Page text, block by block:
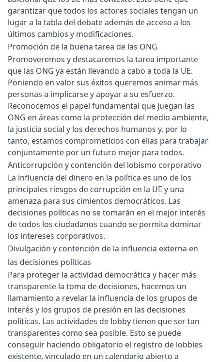
garantizar que todos los actores sociales tengan un
lugar a la tabla del debate además de acceso a los
últimos cambios y modificaciones.
Promoción de la buena tarea de las ONG
Promoveremos y destacaremos la tarea importante
que las ONG ya están llevando a cabo a toda la UE.
Poniendo en valor sus éxitos queremos animar más
personas a implicarse y apoyar a su esfuerzo.
Reconocemos el papel fundamental que juegan las
ONG en áreas como la protección del medio ambiente,
la justicia social y los derechos humanos y, por lo
tanto, estamos comprometidos con ellas para trabajar
conjuntamente por un futuro mejor para todos.
Anticorrupción y contención del lobismo corporativo
La influencia del dinero en la política es uno de los
principales riesgos de corrupción en la UE y una
amenaza para sus cimientos democráticos. Las
decisiones políticas no se tomarán en el mejor interés
de todos los ciudadanos cuando se permita dominar
los intereses corporativos.
Divulgación y contención de la influencia externa en
las decisiones políticas
Para proteger la actividad democrática y hacer más
transparente la toma de decisiones, hacemos un
llamamiento a revelar la influencia de los grupos de
interés y los grupos de presión en las decisiones
políticas. Las actividades de lobby tienen que ser tan
transparentes como sea posible. Esto se puede
conseguir haciendo obligatorio el registro de lobbies
existente, vinculado en un calendario abierto a